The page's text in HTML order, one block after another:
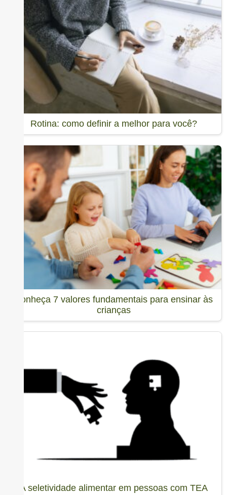
Rotina: como definir a melhor para você?
Conheça 7 valores fundamentais para ensinar às
crianças
A seletividade alimentar em pessoas com TEA